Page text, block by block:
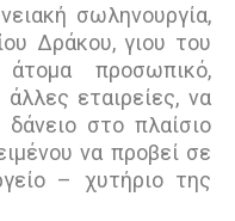
σωληνουργία,
Δράκου, γιου του
προσωπικό,
εταιρείες, να
στο πλαίσιο
να προβεί σε
– χυτήριο της